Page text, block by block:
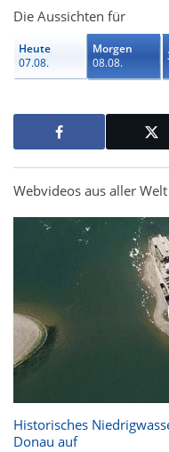
Die Aussichten für
Heute
07.08.
Morgen
08.08.
Webvideos aus aller Welt
Historisches
Donau auf